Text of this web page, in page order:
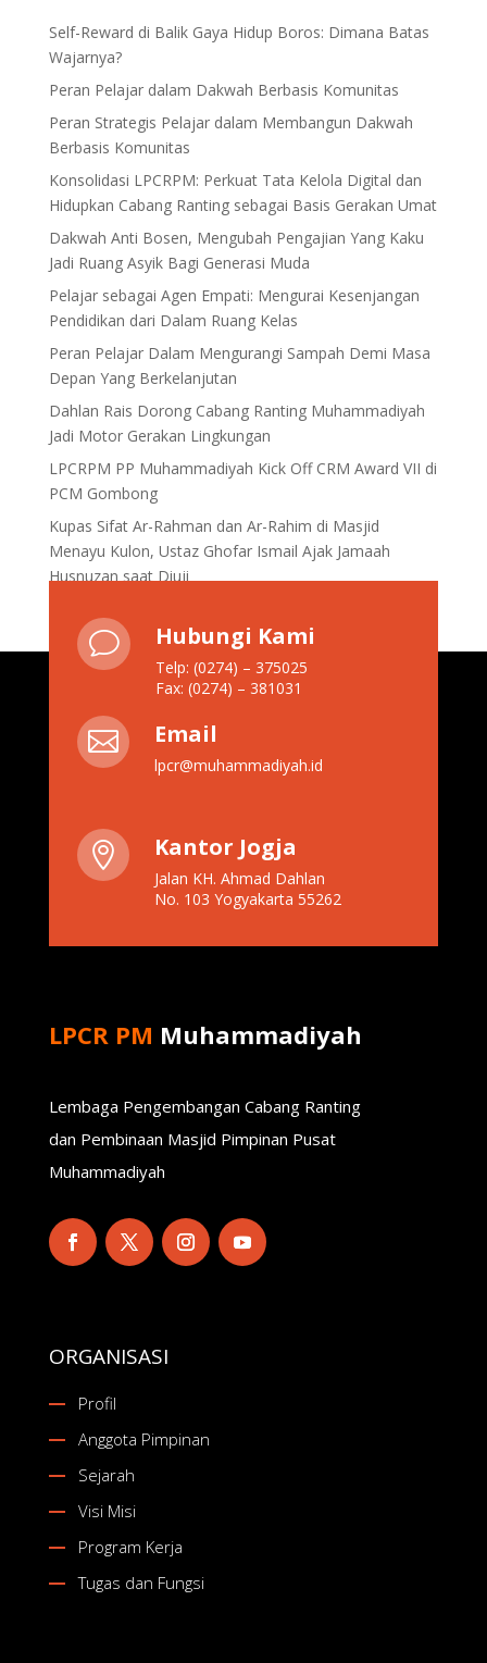
Self-Reward di Balik Gaya Hidup Boros: Dimana Batas
Wajarnya?
Peran Pelajar dalam Dakwah Berbasis Komunitas
Peran Strategis Pelajar dalam Membangun Dakwah
Berbasis Komunitas
Konsolidasi LPCRPM: Perkuat Tata Kelola Digital dan
Hidupkan Cabang Ranting sebagai Basis Gerakan Umat
Dakwah Anti Bosen, Mengubah Pengajian Yang Kaku
Jadi Ruang Asyik Bagi Generasi Muda
Pelajar sebagai Agen Empati: Mengurai Kesenjangan
Pendidikan dari Dalam Ruang Kelas
Peran Pelajar Dalam Mengurangi Sampah Demi Masa
Depan Yang Berkelanjutan
Dahlan Rais Dorong Cabang Ranting Muhammadiyah
Jadi Motor Gerakan Lingkungan
LPCRPM PP Muhammadiyah Kick Off CRM Award VII di
PCM Gombong
Kupas Sifat Ar-Rahman dan Ar-Rahim di Masjid
Menayu Kulon, Ustaz Ghofar Ismail Ajak Jamaah
Husnuzan saat Diuji
v Hubungi Kami
Telp: (0274) – 375025
Fax: (0274) – 381031
 Email
lpcr@muhammadiyah.id
 Kantor Jogja
Jalan KH. Ahmad Dahlan
No. 103 Yogyakarta 55262
LPCR PM Muhammadiyah
Lembaga Pengembangan Cabang Ranting
dan Pembinaan Masjid Pimpinan Pusat
Muhammadiyah
ORGANISASI
Profil
Anggota Pimpinan
Sejarah
Visi Misi
Program Kerja
Tugas dan Fungsi